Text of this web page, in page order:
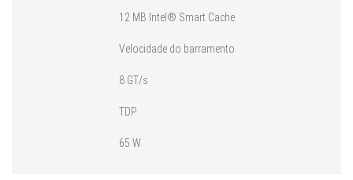
12 MB Intel® Smart Cache
Velocidade do barramento
8 GT/s
TDP
65 W